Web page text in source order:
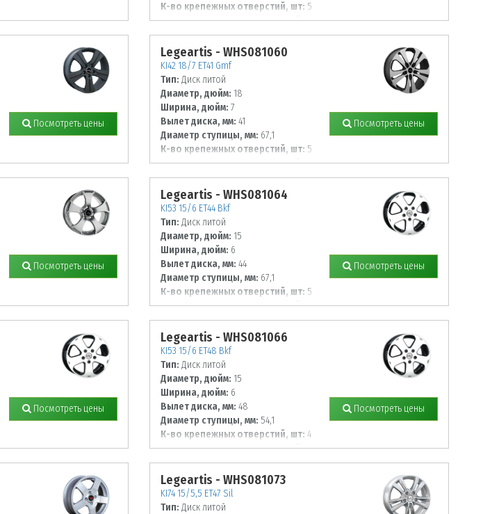
К-во крепежных отверстий, шт: 5
Диаметр располож. отверстий, мм:
114,3
Посмотреть цены
Legeartis - WHS081060
KI42 18/7 ET41 Gmf
Тип: Диск литой
Диаметр, дюйм: 18
Ширина, дюйм: 7
Вылет диска, мм: 41
Диаметр ступицы, мм: 67,1
К-во крепежных отверстий, шт: 5
Диаметр располож. отверстий, мм:
114,3
Посмотреть цены
Посмотреть цены
Legeartis - WHS081064
KI53 15/6 ET44 Bkf
Тип: Диск литой
Диаметр, дюйм: 15
Ширина, дюйм: 6
Вылет диска, мм: 44
Диаметр ступицы, мм: 67,1
К-во крепежных отверстий, шт: 5
Диаметр располож. отверстий, мм:
114,3
Посмотреть цены
Посмотреть цены
Legeartis - WHS081066
KI53 15/6 ET48 Bkf
Тип: Диск литой
Диаметр, дюйм: 15
Ширина, дюйм: 6
Вылет диска, мм: 48
Диаметр ступицы, мм: 54,1
К-во крепежных отверстий, шт: 4
Диаметр располож. отверстий, мм:
100
Посмотреть цены
Legeartis - WHS081073
KI74 15/5,5 ET47 Sil
Тип: Диск литой